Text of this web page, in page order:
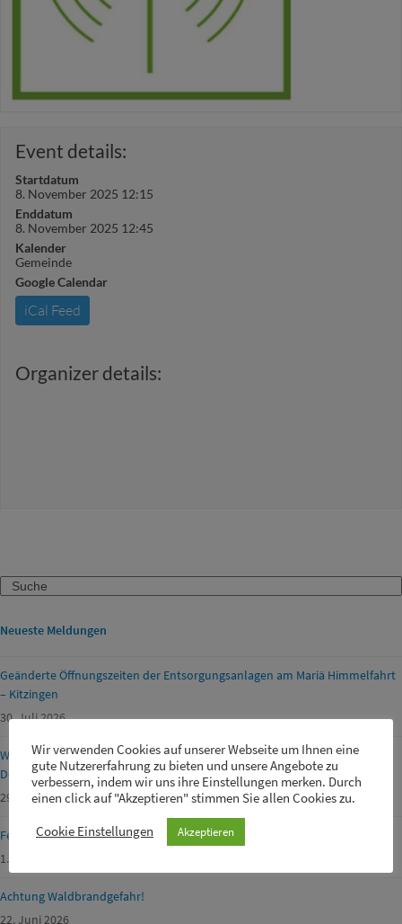
Event details:
Startdatum
8. November 2025 12:15
Enddatum
8. November 2025 12:45
Kalender
Gemeinde
Google Calendar
iCal Feed
Organizer details:
Search
Neueste Meldungen
Geänderte Öffnungszeiten der Entsorgungsanlagen am Mariä Himmelfahrt
– Kitzingen
30. Juli 2026
Wasserentnahme aus Gewässern, Bachläufen oder öffentlichen
Dorfbrunnen
29. Juli 2026
Ferienprogramm Geiselwind 2026
1. Juli 2026
Achtung Waldbrandgefahr!
22. Juni 2026
Wir verwenden Cookies auf unserer Webseite um Ihnen eine
gute Nutzererfahrung zu bieten und unsere Angebote zu
verbessern, indem wir uns ihre Einstellungen merken. Durch
einen click auf "Akzeptieren" stimmen Sie allen Cookies zu.
Cookie Einstellungen Akzeptieren